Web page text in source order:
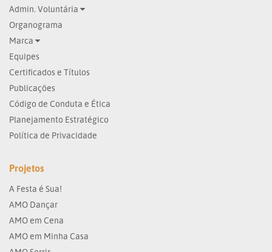
Admin. Voluntária
Organograma
Marca
Equipes
Certificados e Títulos
Publicações
Código de Conduta e Ética
Planejamento Estratégico
Política de Privacidade
Projetos
A Festa é Sua!
AMO Dançar
AMO em Cena
AMO em Minha Casa